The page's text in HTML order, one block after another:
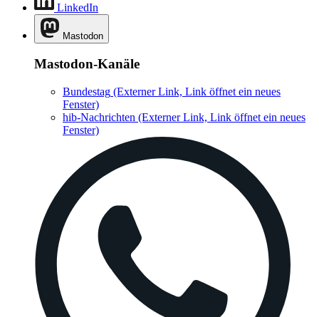
LinkedIn
Mastodon
Mastodon-Kanäle
Bundestag (Externer Link, Link öffnet ein neues
Fenster)
hib-Nachrichten (Externer Link, Link öffnet ein neues
Fenster)